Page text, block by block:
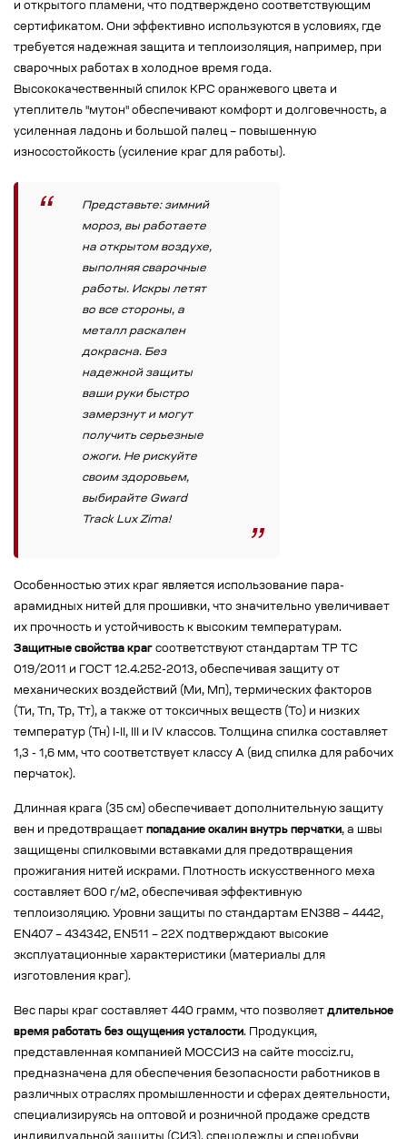
и открытого пламени, что подтверждено соответствующим
сертификатом. Они эффективно используются в условиях, где
требуется надежная защита и теплоизоляция, например, при
сварочных работах в холодное время года.
Высококачественный спилок КРС оранжевого цвета и
утеплитель "мутон" обеспечивают комфорт и долговечность, а
усиленная ладонь и большой палец – повышенную
износостойкость (усиление краг для работы).
Представьте: зимний
мороз, вы работаете
на открытом воздухе,
выполняя сварочные
работы. Искры летят
во все стороны, а
металл раскален
докрасна. Без
надежной защиты
ваши руки быстро
замерзнут и могут
получить серьезные
ожоги. Не рискуйте
своим здоровьем,
выбирайте Gward
Track Lux Zima!
Особенностью этих краг является использование пара-
арамидных нитей для прошивки, что значительно увеличивает
их прочность и устойчивость к высоким температурам.
Защитные свойства краг соответствуют стандартам ТР ТС
019/2011 и ГОСТ 12.4.252-2013, обеспечивая защиту от
механических воздействий (Ми, Мп), термических факторов
(Ти, Тп, Тр, Тт), а также от токсичных веществ (То) и низких
температур (Тн) I-II, III и IV классов. Толщина спилка составляет
1,3 - 1,6 мм, что соответствует классу А (вид спилка для рабочих
перчаток).
Длинная крага (35 см) обеспечивает дополнительную защиту
вен и предотвращает попадание окалин внутрь перчатки, а швы
защищены спилковыми вставками для предотвращения
прожигания нитей искрами. Плотность искусственного меха
составляет 600 г/м2, обеспечивая эффективную
теплоизоляцию. Уровни защиты по стандартам EN388 – 4442,
EN407 – 434342, EN511 – 22X подтверждают высокие
эксплуатационные характеристики (материалы для
изготовления краг).
Вес пары краг составляет 440 грамм, что позволяет длительное
время работать без ощущения усталости. Продукция,
представленная компанией МОССИЗ на сайте mocciz.ru,
предназначена для обеспечения безопасности работников в
различных отраслях промышленности и сферах деятельности,
специализируясь на оптовой и розничной продаже средств